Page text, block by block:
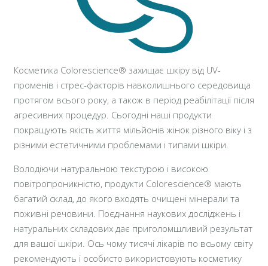
Косметика Colorescience® захищає шкіру від UV-
променів і стрес-факторів навколишнього середовища
протягом всього року, а також в період реабілітації після
агресивних процедур. Сьогодні наші продукти
покращують якість життя мільйонів жінок різного віку і з
різними естетичними проблемами і типами шкіри.
Володіючи натуральною текстурою і високою
повітропроникністю, продукти Colorescience® мають
багатий склад, до якого входять очищені мінерали та
поживні речовини. Поєднання наукових досліджень і
натуральних складових дає приголомшливий результат
для вашої шкіри. Ось чому тисячі лікарів по всьому світу
рекомендують і особисто використовують косметику